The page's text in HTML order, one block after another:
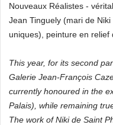
Nouveaux Réalistes -
Jean Tinguely (mari de
uniques), peinture en relief
This year, for its second
Galerie Jean-François
currently honoured in the
Palais), while remaining
The work of Niki de Saint